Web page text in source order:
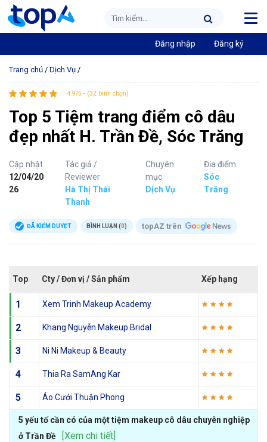
Đăng nhập Đăng ký
Trang chủ / Dịch Vụ /
4.9/5 - (32 bình chọn)
Top 5 Tiệm trang điểm cô dâu
đẹp nhất H. Trần Đề, Sóc Trăng
Cập nhật
12/04/20
26
Tác giả /
Reviewer
Hà Thị Thái
Thanh
Chuyên
mục
Dịch Vụ
Địa điểm
Sóc
Trăng
ĐÃ KIỂM DUYỆT BÌNH LUẬN (0) topAZ trên
Top Cty / Đơn vị / Sản phẩm Xếp hạng
1 Xem Trinh Makeup Academy
2 Khang Nguyễn Makeup Bridal
3 Ni Ni Makeup & Beauty
4 Thia Ra SamAng Kar
5 Áo Cưới Thuận Phong
5 yếu tố cần có của một tiệm makeup cô dâu chuyên nghiệp
ở Trần Đề
[Xem chi tiết]